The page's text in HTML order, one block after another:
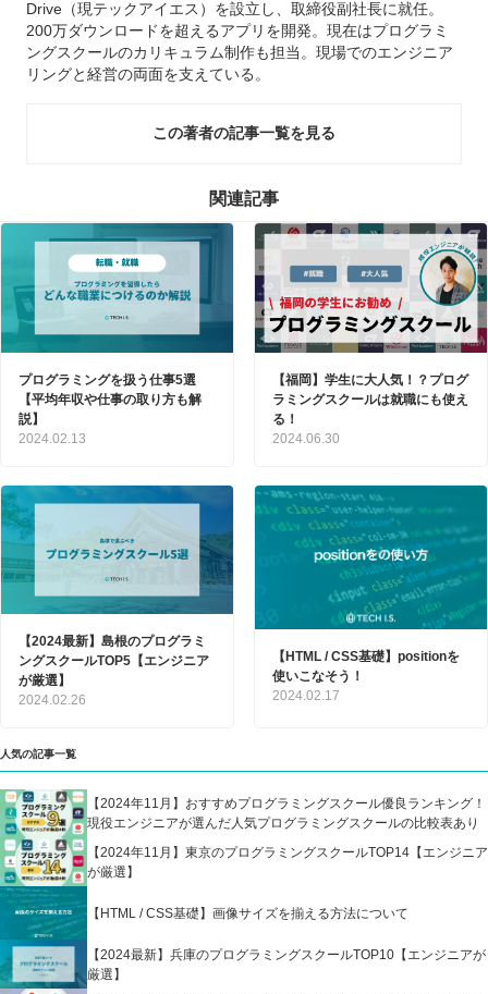
Drive（現テックアイエス）を設立し、取締役副社長に就任。
200万ダウンロードを超えるアプリを開発。現在はプログラミ
ングスクールのカリキュラム制作も担当。現場でのエンジニア
リングと経営の両面を支えている。
この著者の記事一覧を見る
関連記事
プログラミングを扱う仕事5選
【平均年収や仕事の取り方も解
説】
2024.02.13
【福岡】学生に大人気！？プログ
ラミングスクールは就職にも使え
る！
2024.06.30
【2024最新】島根のプログラミ
ングスクールTOP5【エンジニア
が厳選】
2024.02.26
【HTML / CSS基礎】positionを
使いこなそう！
2024.02.17
人気の記事一覧
【2024年11月】おすすめプログラミングスクール優良ランキング！
現役エンジニアが選んだ人気プログラミングスクールの比較表あり
【2024年11月】東京のプログラミングスクールTOP14【エンジニア
が厳選】
【HTML / CSS基礎】画像サイズを揃える方法について
【2024最新】兵庫のプログラミングスクールTOP10【エンジニアが
厳選】